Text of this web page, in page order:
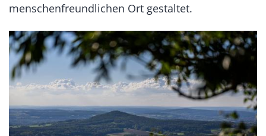
menschenfreundlichen Ort gestaltet.